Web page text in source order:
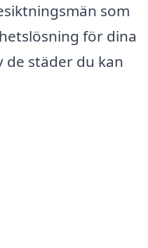
som
för dina
de städer du kan